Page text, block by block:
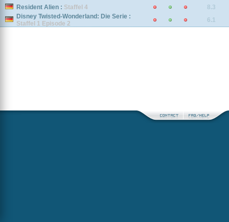
Resident Alien : Staffel 4
8.3
Disney Twisted-Wonderland: Die Serie :
Staffel 1 Episode 2
6.1